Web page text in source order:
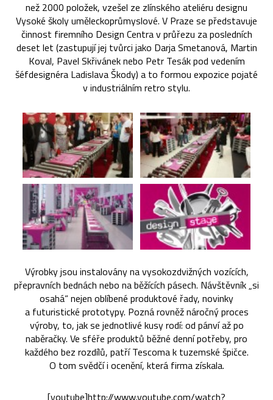
než 2000 položek, vzešel ze zlínského ateliéru designu
Vysoké školy uměleckoprůmyslové. V Praze se představuje
činnost firemního Design Centra v průřezu za posledních
deset let (zastupují jej tvůrci jako Darja Smetanová, Martin
Koval, Pavel Skřivánek nebo Petr Tesák pod vedením
šéfdesignéra Ladislava Škody) a to formou expozice pojaté
v industriálním retro stylu.
Výrobky jsou instalovány na vysokozdvižných vozících,
přepravních bednách nebo na běžících pásech. Návštěvník „si
osahá“ nejen oblíbené produktové řady, novinky
a futuristické prototypy. Pozná rovněž náročný proces
výroby, to, jak se jednotlivé kusy rodí: od pánví až po
naběračky. Ve sféře produktů běžné denní potřeby, pro
každého bez rozdílů, patří Tescoma k tuzemské špičce.
O tom svědčí i ocenění, která firma získala.
[youtube]http://www.youtube.com/watch?